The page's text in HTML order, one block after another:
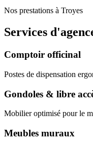
Nos prestations à Troyes
Services
Comptoir officinal
Postes de dispensation
Gondoles & libre
Mobilier optimisé pour le
Meubles muraux